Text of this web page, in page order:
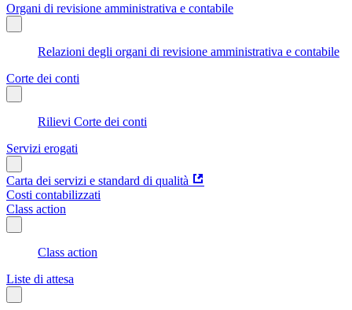
Organi di revisione amministrativa e contabile
Relazioni degli organi di revisione amministrativa e contabile
Corte dei conti
Rilievi Corte dei conti
Servizi erogati
Carta dei servizi e standard di qualità
Costi contabilizzati
Class action
Class action
Liste di attesa